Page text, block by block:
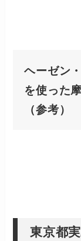
ヘーゼン
を使った
（参考）
東京都